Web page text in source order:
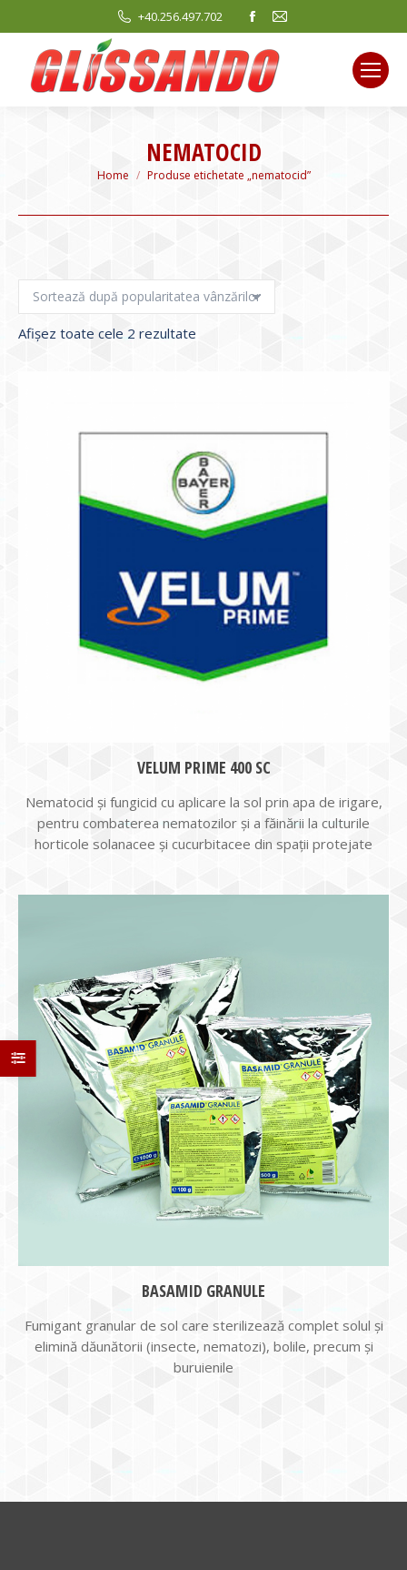
+40.256.497.702
Facebook
opens
in
new
Mail
new
NEMATOCID
You are here:
Home Produse etichetate „nematocid”
Afișez toate cele 2 rezultate
VELUM PRIME 400 SC
Nematocid şi fungicid cu aplicare la sol prin apa de irigare,
pentru combaterea nematozilor şi a făinării la culturile
horticole solanacee şi cucurbitacee din spaţii protejate
BASAMID GRANULE
Fumigant granular de sol care sterilizează complet solul și
elimină dăunătorii (insecte, nematozi), bolile, precum și
buruienile